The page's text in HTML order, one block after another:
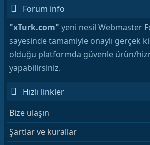
Forum info
"xTurk.com" yeni nesil Webmaster
sayesinde tamamiyle onaylı gerçek
olduğu platformda güvenle ürün/
yapabilirsiniz.
Hızlı linkler
Bize ulaşın
Şartlar ve kurallar